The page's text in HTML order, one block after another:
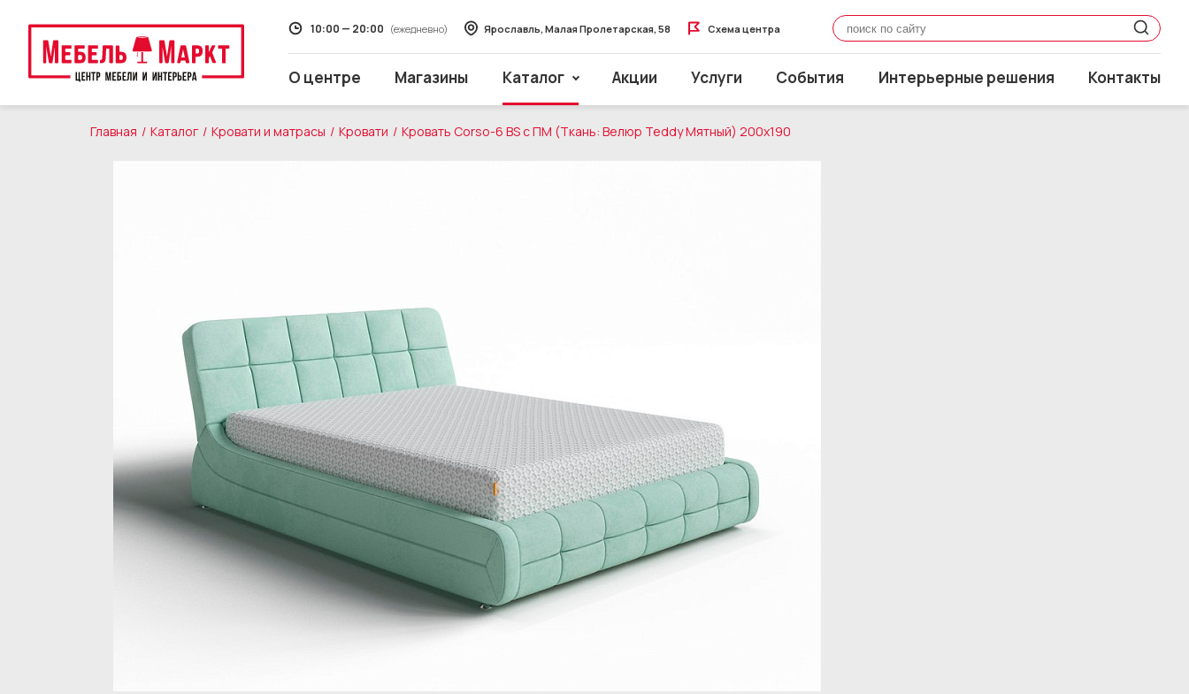
О центре Магазины
Столы и стулья
Стеллажи и полки
Товары для дома
Бренды
Каталог Акции Услуги События Интерьерные решения Контакты
10:00 — 20:00 (ежедневно) Ярославль, Малая Пролетарская, 58 Схема центра
Главная Каталог Кровати и матрасы Кровати Кровать Corso-6 BS с ПМ (Ткань: Велюр Teddy Мятный) 200x190